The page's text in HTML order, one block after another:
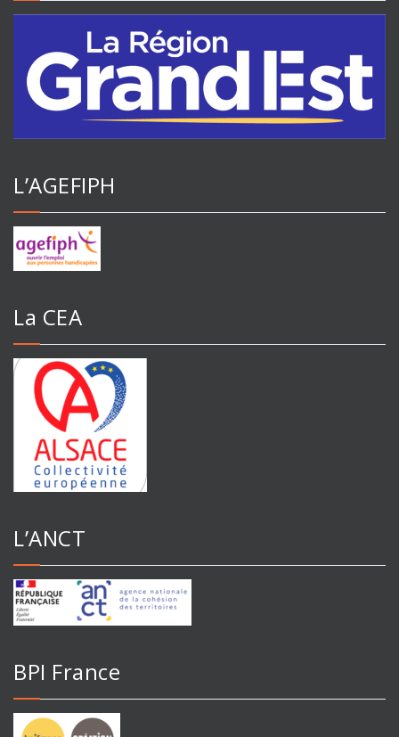
L’AGEFIPH
La CEA
L’ANCT
BPI France